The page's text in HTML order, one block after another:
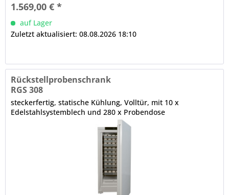
1.569,00 € *
auf Lager
Zuletzt aktualisiert: 08.08.2026 18:10
Rückstellprobenschrank
RGS 308
steckerfertig, statische Kühlung, Volltür, mit 10 x
Edelstahlsystemblech und 280 x Probendose